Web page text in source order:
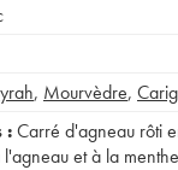
, Mourvèdre,
:Carré d'agneau rôti
et à la menthe